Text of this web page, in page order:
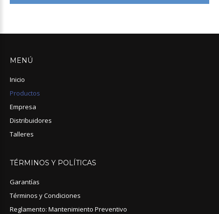
MENÚ
Inicio
Productos
Empresa
Distribuidores
Talleres
TÉRMINOS Y POLÍTICAS
Garantías
Términos y Condiciones
Reglamento: Mantenimiento Preventivo